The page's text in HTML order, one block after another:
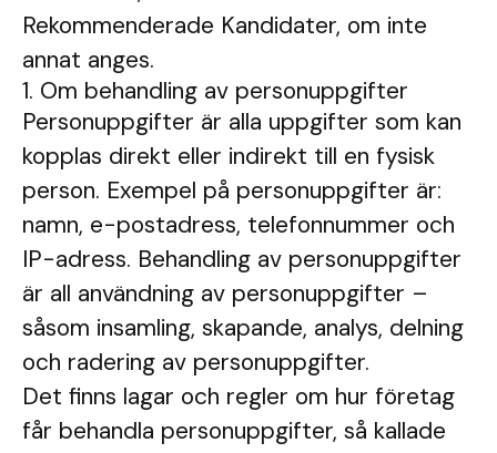
Rekommenderade Kandidater, om inte
annat anges.
1. Om behandling av personuppgifter
Personuppgifter är alla uppgifter som kan
kopplas direkt eller indirekt till en fysisk
person. Exempel på personuppgifter är:
namn, e-postadress, telefonnummer och
IP-adress. Behandling av personuppgifter
är all användning av personuppgifter –
såsom insamling, skapande, analys, delning
och radering av personuppgifter.
Det finns lagar och regler om hur företag
får behandla personuppgifter, så kallade